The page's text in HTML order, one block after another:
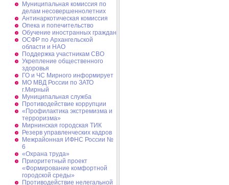
Муниципальная комиссия по
делам несовершеннолетних
Антинаркотическая комиссия
Опека и попечительство
Обучение иностранных граждан
ОСФР по Архангельской
области и НАО
Поддержка участникам СВО
Укрепление общественного
здоровья
ГО и ЧС Мирного информирует
МО МВД России по ЗАТО
г.Мирный
Муниципальная cлужба
Противодействие коррупции
«Профилактика экстремизма и
терроризма»
Мирнинская городская ТИК
Резерв управленческих кадров
Межрайонная ИФНС России №
6
«Охрана труда»
Приоритетный проект
«Формирование комфортной
городской среды»
Противодействие нелегальной